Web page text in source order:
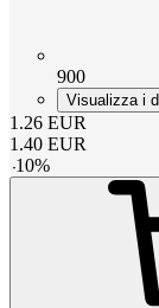
900
Visualizza i
1.26 EUR
1.40 EUR
-10%